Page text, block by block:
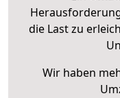
die Last zu
Wir haben